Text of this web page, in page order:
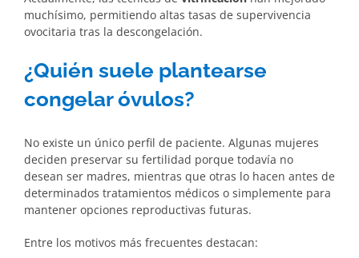
muchísimo, permitiendo altas tasas de supervivencia
ovocitaria tras la descongelación.
¿Quién suele plantearse
congelar óvulos?
No existe un único perfil de paciente. Algunas mujeres
deciden preservar su fertilidad porque todavía no
desean ser madres, mientras que otras lo hacen antes de
determinados tratamientos médicos o simplemente para
mantener opciones reproductivas futuras.
Entre los motivos más frecuentes destacan: